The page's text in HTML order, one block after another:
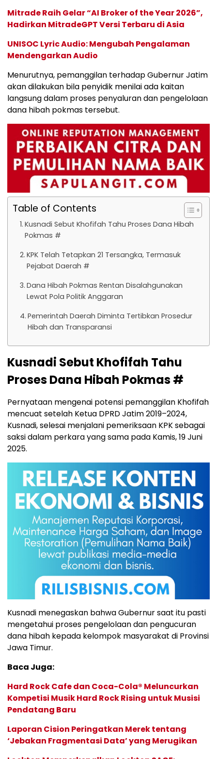
Mitrade Raih Gelar “AI Broker of the Year 2026”,
Hadirkan MitradeGPT Versi Terbaru di Asia
UNISOC Lyric Audio: Mengubah Pengalaman
Mendengarkan Audio
Menurutnya, pemanggilan terhadap Gubernur Jatim
akan dilakukan bila penyidik menilai ada kaitan
langsung dalam proses penyaluran dan pengelolaan
dana hibah pokmas tersebut.
Table of Contents
Kusnadi Sebut Khofifah Tahu Proses Dana Hibah
Pokmas #
KPK Telah Tetapkan 21 Tersangka, Termasuk
Pejabat Daerah #
Dana Hibah Pokmas Rentan Disalahgunakan
Lewat Pola Politik Anggaran
Pemerintah Daerah Diminta Tertibkan Prosedur
Hibah dan Transparansi
Kusnadi Sebut Khofifah Tahu
Proses Dana Hibah Pokmas #
Pernyataan mengenai potensi pemanggilan Khofifah
mencuat setelah Ketua DPRD Jatim 2019–2024,
Kusnadi, selesai menjalani pemeriksaan KPK sebagai
saksi dalam perkara yang sama pada Kamis, 19 Juni
2025.
Kusnadi menegaskan bahwa Gubernur saat itu pasti
mengetahui proses pengelolaan dan pengucuran
dana hibah kepada kelompok masyarakat di Provinsi
Jawa Timur.
Baca Juga:
Hard Rock Cafe dan Coca-Cola® Meluncurkan
Kompetisi Musik Hard Rock Rising untuk Musisi
Pendatang Baru
Laporan Cision Peringatkan Merek tentang
‘Jebakan Fragmentasi Data’ yang Merugikan